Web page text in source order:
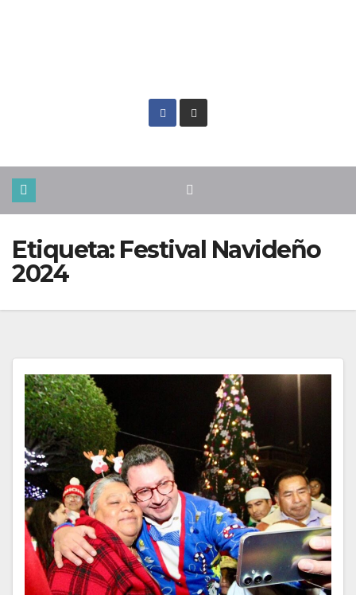
Etiqueta: Festival Navideño
2024